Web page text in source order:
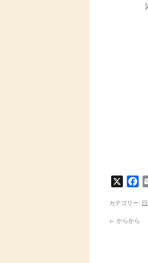
湘南
X
カテゴリー:
← からから